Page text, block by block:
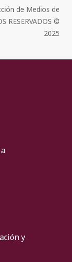
de Medios de
RESERVADOS ©
2025
y